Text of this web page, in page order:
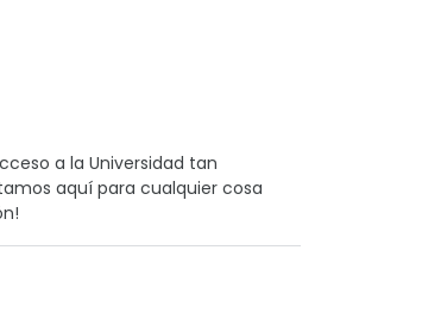
a la Universidad tan
aquí para cualquier cosa